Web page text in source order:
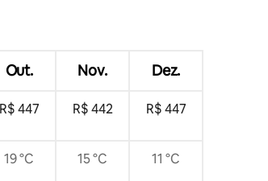
Out. Nov. Dez.
R$ 447 R$ 442 R$ 447
19 °C 15 °C 11 °C